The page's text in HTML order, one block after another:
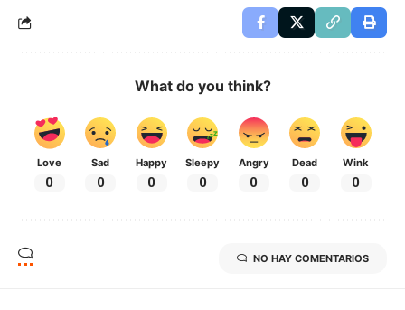
What do you think?
Love
0
Sad
0
Happy
0
Sleepy
0
Angry
0
Dead
0
Wink
0
NO HAY COMENTARIOS